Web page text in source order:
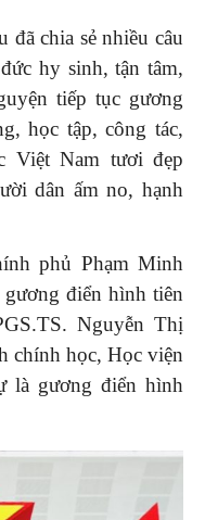
đã chia sẻ nhiều câu
hy sinh, tận tâm,
tiếp tục gương
học tập, công tác,
Việt Nam tươi đẹp
dân ấm no, hạnh
phủ Phạm Minh
điển hình tiên
Nguyễn Thị
chính học, Học viện
là gương điển hình